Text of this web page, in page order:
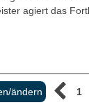
agiert das
ändern 1